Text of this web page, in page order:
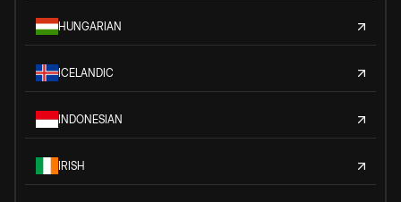
HUNGARIAN
ICELANDIC
INDONESIAN
IRISH